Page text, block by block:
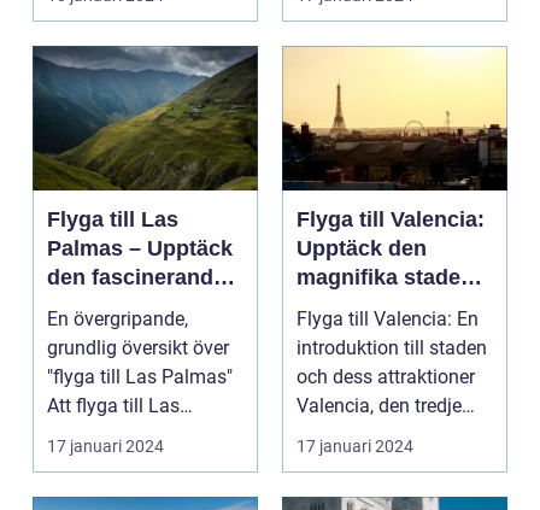
Flyga till Las
Palmas – Upptäck
den fascinerande
ögruppen
En övergripande,
grundlig översikt över
"flyga till Las Palmas"
Att flyga till Las
Palmas, beläget ...
17 januari 2024
Flyga till Valencia:
Upptäck den
magnifika staden
med sin rika
historia och kultur
Flyga till Valencia: En
introduktion till staden
och dess attraktioner
Valencia, den tredje
största...
17 januari 2024